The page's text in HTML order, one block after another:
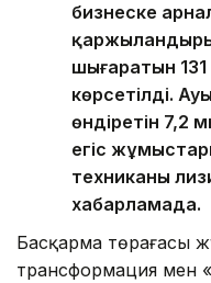
бизнеске
шығаратын 131
көрсетілді.
өндіретін 7,2
егіс
техниканы
хабарламада.
Басқарма төрағасы
трансформация мен